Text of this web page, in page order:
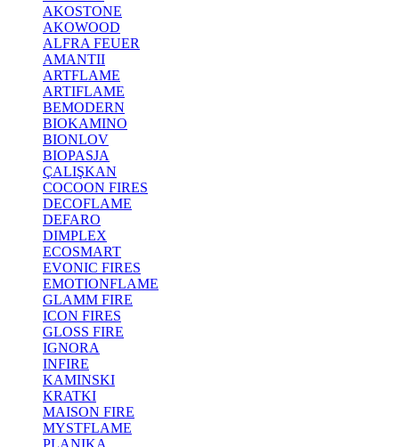
AKOSTONE
AKOWOOD
ALFRA FEUER
AMANTII
ARTFLAME
ARTIFLAME
BEMODERN
BIOKAMINO
BIONLOV
BIOPASJA
ÇALIŞKAN
COCOON FIRES
DECOFLAME
DEFARO
DIMPLEX
ECOSMART
EVONIC FIRES
EMOTIONFLAME
GLAMM FIRE
ICON FIRES
GLOSS FIRE
IGNORA
INFIRE
KAMINSKI
KRATKI
MAISON FIRE
MYSTFLAME
PLANIKA